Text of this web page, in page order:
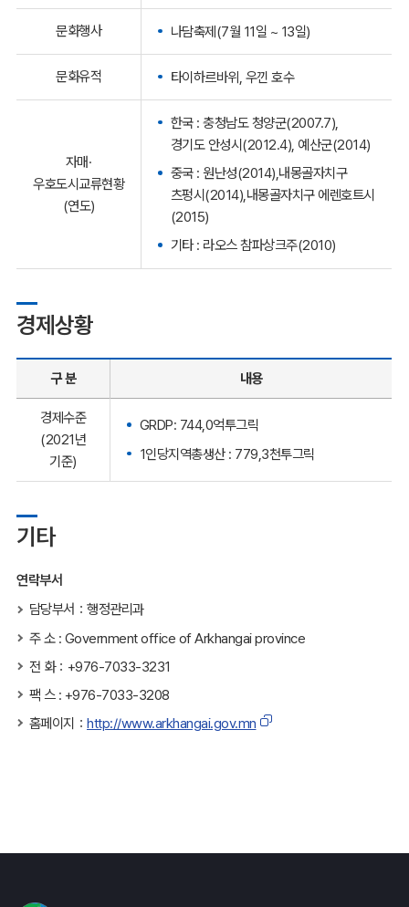
문화행사 나담축제(7월 11일 ~ 13일)
문화유적 타이하르바위, 우낀 호수
자매·
우호도시교류현황
(연도)
한국 : 충청남도 청양군(2007.7),
경기도 안성시(2012.4), 예산군(2014)
중국 : 원난성(2014),내몽골자치구
츠펑시(2014),내몽골자치구 에렌호트시
(2015)
기타 : 라오스 참파상크주(2010)
경제상황
구 분 내용
경제수준
(2021년
기준)
GRDP: 744,0억투그릭
1인당지역총생산 : 779,3천투그릭
기타
연락부서
담당부서：행정관리과
주 소 : Government office of Arkhangai province
전 화：+976-7033-3231
팩 스 : +976-7033-3208
홈페이지： http://www.arkhangai.gov.mn